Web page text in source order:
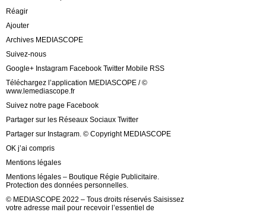
Réagir
Ajouter
Archives MEDIASCOPE
Suivez-nous
Google+ Instagram Facebook Twitter Mobile RSS
Téléchargez l’application MEDIASCOPE / ©
www.lemediascope.fr
Suivez notre page Facebook
Partager sur les Réseaux Sociaux Twitter
Partager sur Instagram. © Copyright MEDIASCOPE
OK j’ai compris
Mentions légales
Mentions légales – Boutique Régie Publicitaire.
Protection des données personnelles.
© MEDIASCOPE 2022 – Tous droits réservés Saisissez
votre adresse mail pour recevoir l’essentiel de